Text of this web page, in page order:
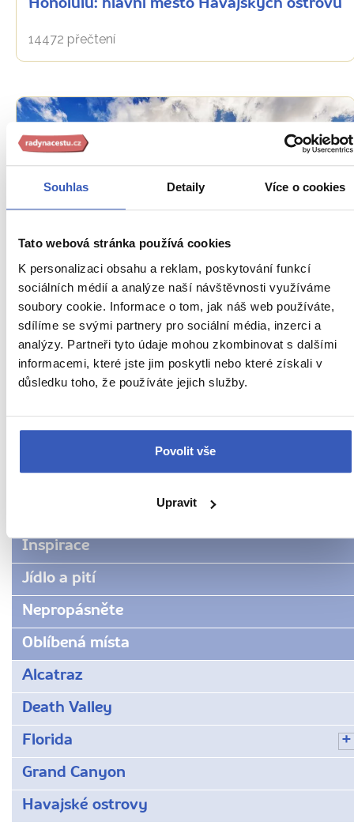
Souhlas Detaily Více o cookies
Tato webová stránka používá cookies
K personalizaci obsahu a reklam, poskytování funkcí
sociálních médií a analýze naší návštěvnosti využíváme
soubory cookie. Informace o tom, jak náš web používáte,
sdílíme se svými partnery pro sociální média, inzerci a
analýzy. Partneři tyto údaje mohou zkombinovat s dalšími
informacemi, které jste jim poskytli nebo které získali v
důsledku toho, že používáte jejich služby.
Povolit vše
Upravit
Honolulu: hlavní město Havajských ostrovů
14472 přečtení
Iolani Palace: jediné královské sídlo
Spojených států amerických
5113 přečtení
URL
www.radynacestu.cz/magazin/diamond-
Inspirace
Jídlo a pití
Nepropásněte
Oblíbená místa
Alcatraz
Death Valley
Florida
Grand Canyon
Havajské ostrovy